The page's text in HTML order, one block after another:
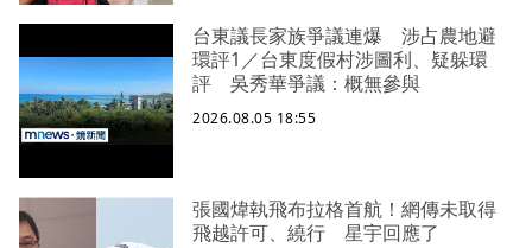
台東議長家族爭議連爆 涉占農地避
環評1／台東度假村涉圖利、疑躲環
評 吳秀華爭議：概無參與
2026.08.05 18:55
張國煒執飛布拉格首航！網傳未取得
飛越許可、繞行 星宇回應了